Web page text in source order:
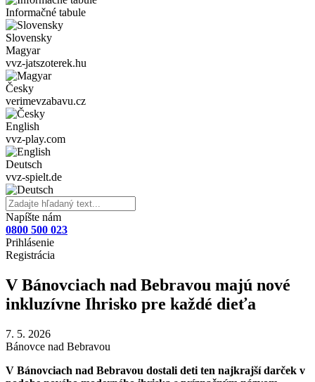
Informačné tabule
Slovensky
Magyar
vvz-jatszoterek.hu
Česky
verimevzabavu.cz
English
vvz-play.com
Deutsch
vvz-spielt.de
Napíšte nám
0800 500 023
Prihlásenie
Registrácia
V Bánovciach nad Bebravou majú nové
inkluzívne Ihrisko pre každé dieťa
7. 5. 2026
Bánovce nad Bebravou
V Bánovciach nad Bebravou dostali deti ten najkrajší darček v